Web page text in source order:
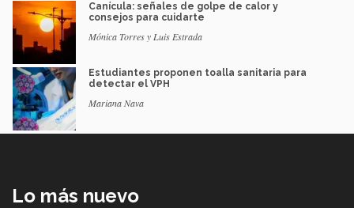
Canícula: señales de golpe de calor y
consejos para cuidarte
Mónica Torres y Luis Estrada
Estudiantes proponen toalla sanitaria para
detectar el VPH
Mariana Nava
Lo más nuevo